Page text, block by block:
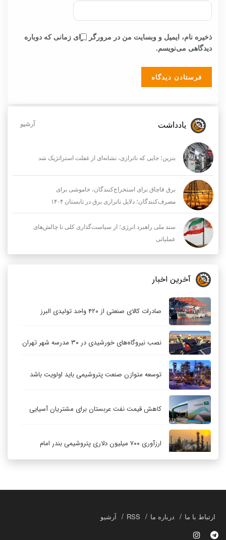
ذخیره نام، ایمیل و وبسایت من در مرورگر برای زمانی که دوباره
دیدگاهی می‌نویسم.
یادداشت آرشیو
بنزین؛ جایی که ناترازی، نشانه‌ای از غفلت استراتژیک شد
برق قاچاق برای استخراج‌کنندگان، خاموشی برای
مصرف‌کنندگان؛ دلایل ناترازی برق در تابستان ۱۴۰۴
سند ملی راهبرد انرژی؛ از سیاست‌گذاری کلی تا چالش‌های
عملیاتی
آخرین اخبار
صادرات کالای صنعتی از ۴۲۰ واحد تولیدی البرز
نصب نیروگاه‌های خورشیدی در ۳۰ مدرسه شهر تهران
توسعه متوازن صنعت پتروشیمی باید اولویت باشد
کاهش قیمت نفت عربستان برای مشتریان آسیایی
ارزآوری ۷۰۰ میلیون دلاری پتروشیمی بندر امام
ارتباط با ما درباره ما RSS آرشیو